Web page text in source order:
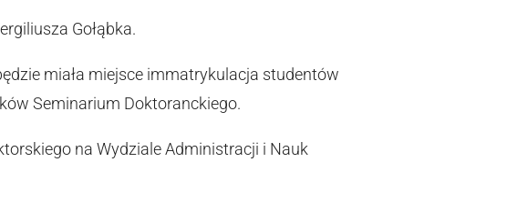
Gołąbka.
miała miejsce immatrykulacja studentów
Seminarium Doktoranckiego.
na Wydziale Administracji i Nauk